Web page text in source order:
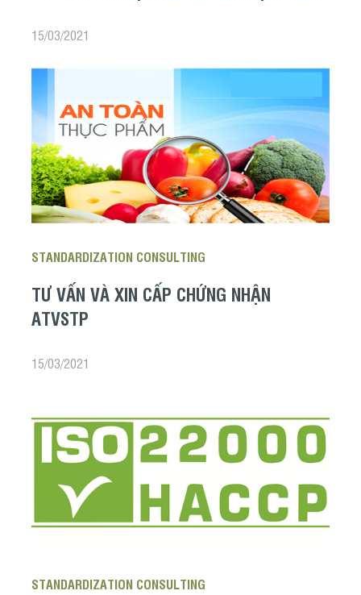
15/03/2021
STANDARDIZATION CONSULTING
TƯ VẤN VÀ XIN CẤP CHỨNG NHẬN
ATVSTP
15/03/2021
STANDARDIZATION CONSULTING